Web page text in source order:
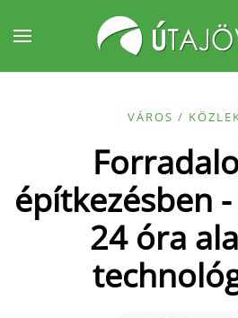
Fő tartalom átugrása
VÁROS /
építkezésben
24 óra